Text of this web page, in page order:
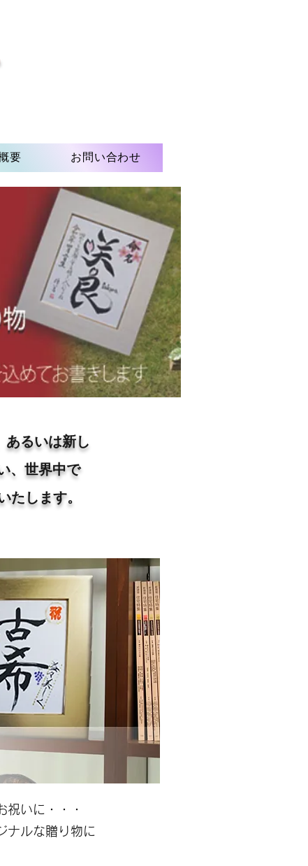
要 お問い合わせ
あるいは新し
、世界中で
たします。
祝いに・・・
ナルな贈り物に